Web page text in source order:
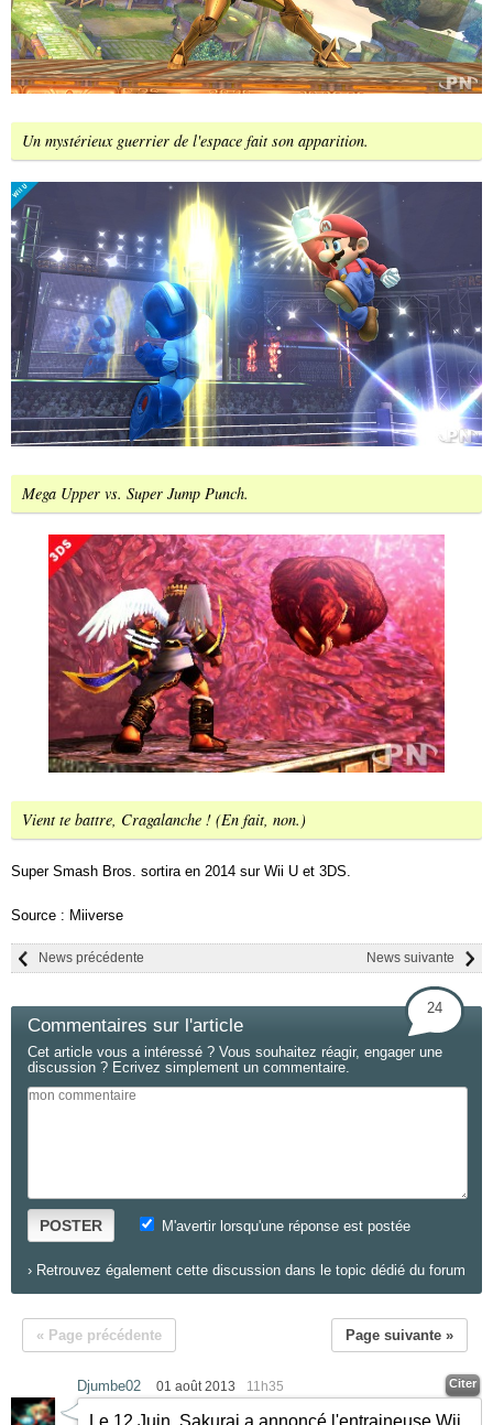
Un mystérieux guerrier de l'espace fait son apparition.
Mega Upper vs. Super Jump Punch.
Vient te battre, Cragalanche ! (En fait, non.)
Super Smash Bros. sortira en 2014 sur Wii U et 3DS.
Source : Miiverse
News suivante
News précédente
Commentaires sur l'article
24
Cet article vous a intéressé ? Vous souhaitez réagir, engager une
discussion ? Ecrivez simplement un commentaire.
POSTER M'avertir lorsqu'une réponse est postée
› Retrouvez également cette discussion dans le topic dédié du forum
« Page précédente Page suivante »
Djumbe02 01 août 2013 11h35 Citer
Le 12 Juin, Sakurai a annoncé l'entraineuse Wii